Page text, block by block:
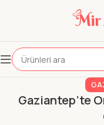
Gaziantep’te